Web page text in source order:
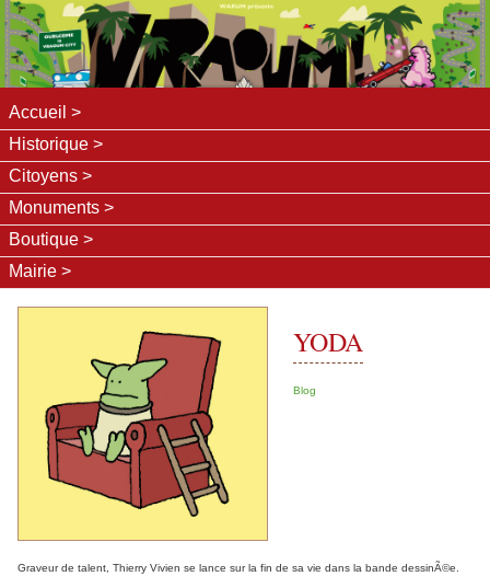
Accueil
Historique
Citoyens
Monuments
Boutique
Mairie
YODA
Blog
Graveur de talent, Thierry Vivien se lance sur la fin de sa vie dans la bande dessinÃ©e.